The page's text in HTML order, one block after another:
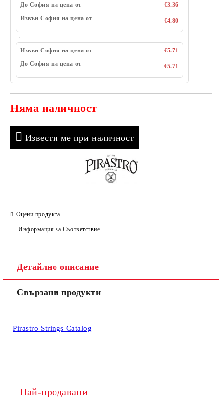
До София на цена от
€3.36
Извън София на цена от
€4.80
Извън София на цена от
€5.71
До София на цена от
€5.71
Няма наличност
Извести ме при наличност
Оцени продукта
Информация за Съответствие
Детайлно описание
Свързани продукти
Pirastro Strings Catalog
Най-продавани